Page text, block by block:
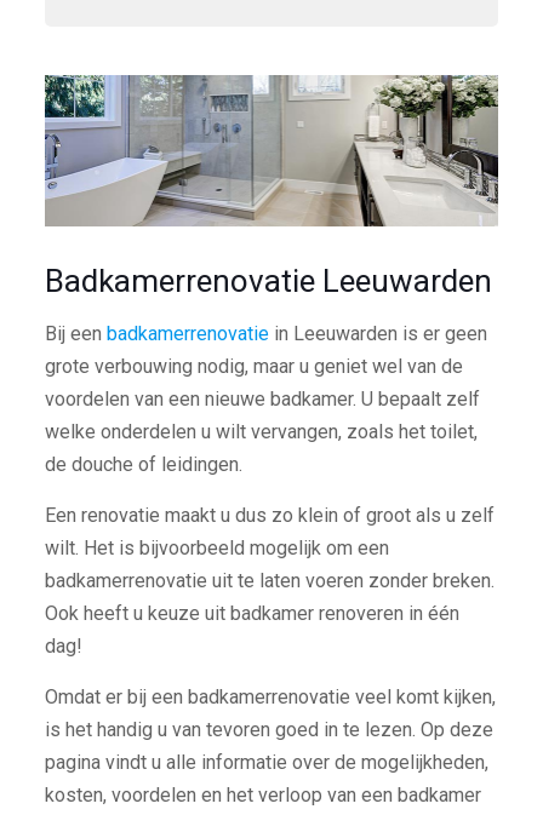
Badkamerrenovatie Leeuwarden
Bij een badkamerrenovatiein Leeuwarden is er geen
grote verbouwing nodig, maar u geniet wel van de
voordelen van een nieuwe badkamer. U bepaalt zelf
welke onderdelen u wilt vervangen, zoals het toilet,
de douche of leidingen.
Een renovatie maakt u dus zo klein of groot als u zelf
wilt. Het is bijvoorbeeld mogelijk om een
badkamerrenovatie uit te laten voeren zonder breken.
Ook heeft u keuze uit badkamer renoveren in één
dag!
Omdat er bij een badkamerrenovatie veel komt kijken,
is het handig u van tevoren goed in te lezen. Op deze
pagina vindt u alle informatie over de mogelijkheden,
kosten, voordelen en het verloop van een badkamer